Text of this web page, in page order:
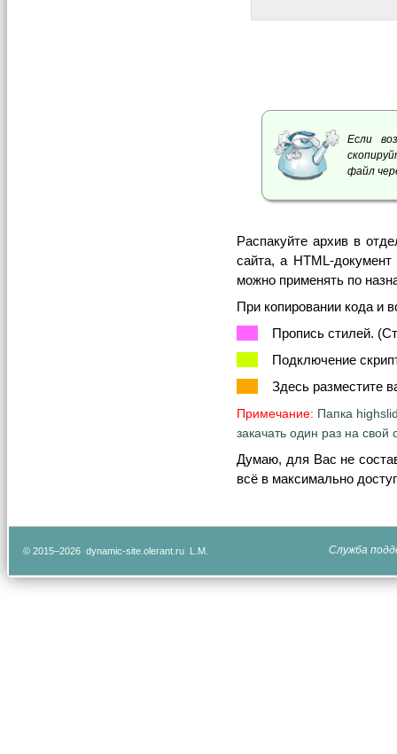
Если
файл
Распакуйте архив в
сайта, а HTML-документ
можно применять по
При копировании кода и
Пропись стилей.
Подключение
Здесь разместите
Примечание: Папка
закачать один раз на свой
Думаю, для Вас не
всё в максимально
© 2015–2026 dynamic-site.olerant.ru L.M. Служба